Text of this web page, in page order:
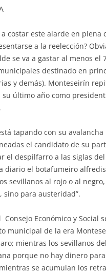
a costar este alarde en
a la reelección?
se va a gastar al menos
destinado en
y demás). Monteseirín
su último año como
tapando con su
el candidato de su
el despilfarro a las siglas
diario el botafumeiro
sevillanos al rojo o al
sino para austeridad”.
Consejo Económico y Social
municipal de la era
mientras los sevillanos
porque no hay dinero
se acumulan los